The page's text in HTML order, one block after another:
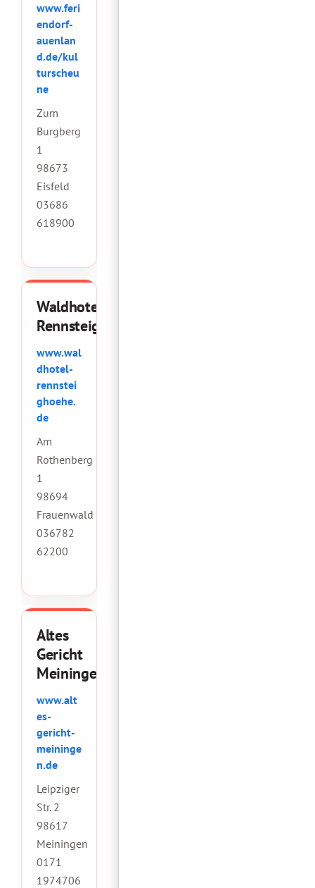
www.feri
endorf-
auenlan
d.de/kul
turscheu
ne
Zum
Burgberg
1
98673
Eisfeld
03686
618900
Waldhotel
Rennsteighöhe
www.wal
dhotel-
rennstei
ghoehe.
de
Am
Rothenberg
1
98694
Frauenwald
036782
62200
Altes
Gericht
Meiningen
www.alt
es-
gericht-
meininge
n.de
Leipziger
Str. 2
98617
Meiningen
0171
1974706